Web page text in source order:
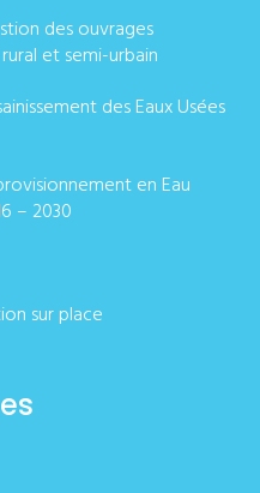
des ouvrages
et semi-urbain
des Eaux Usées
en Eau
– 2030
sur place